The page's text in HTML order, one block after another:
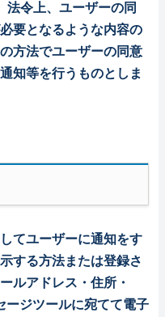
法令上、ユーザーの同
要となるような内容の
方法でユーザーの同意
知等を行うものとしま
てユーザーに通知をす
する方法または登録さ
ルアドレス・住所・
ージツールに宛てて電子